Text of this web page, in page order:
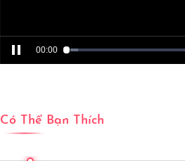
00:00
Có Thể Bạn Thích